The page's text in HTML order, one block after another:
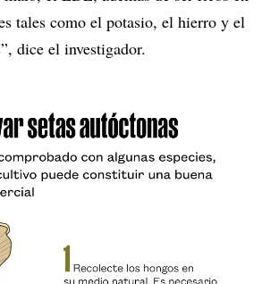
tales como el potasio, el hierro y el
dice el investigador.